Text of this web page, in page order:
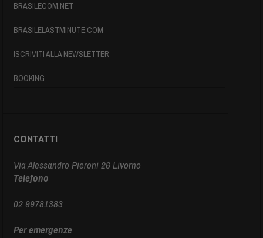
BRASILECOM.NET
BRASILELASTMINUTE.COM
ISCRIVITI ALLA NEWSLETTER
BOOKING
CONTATTI
Via Alessandro Pieroni 26 Livorno
Telefono
02 99781383
Per emergenze